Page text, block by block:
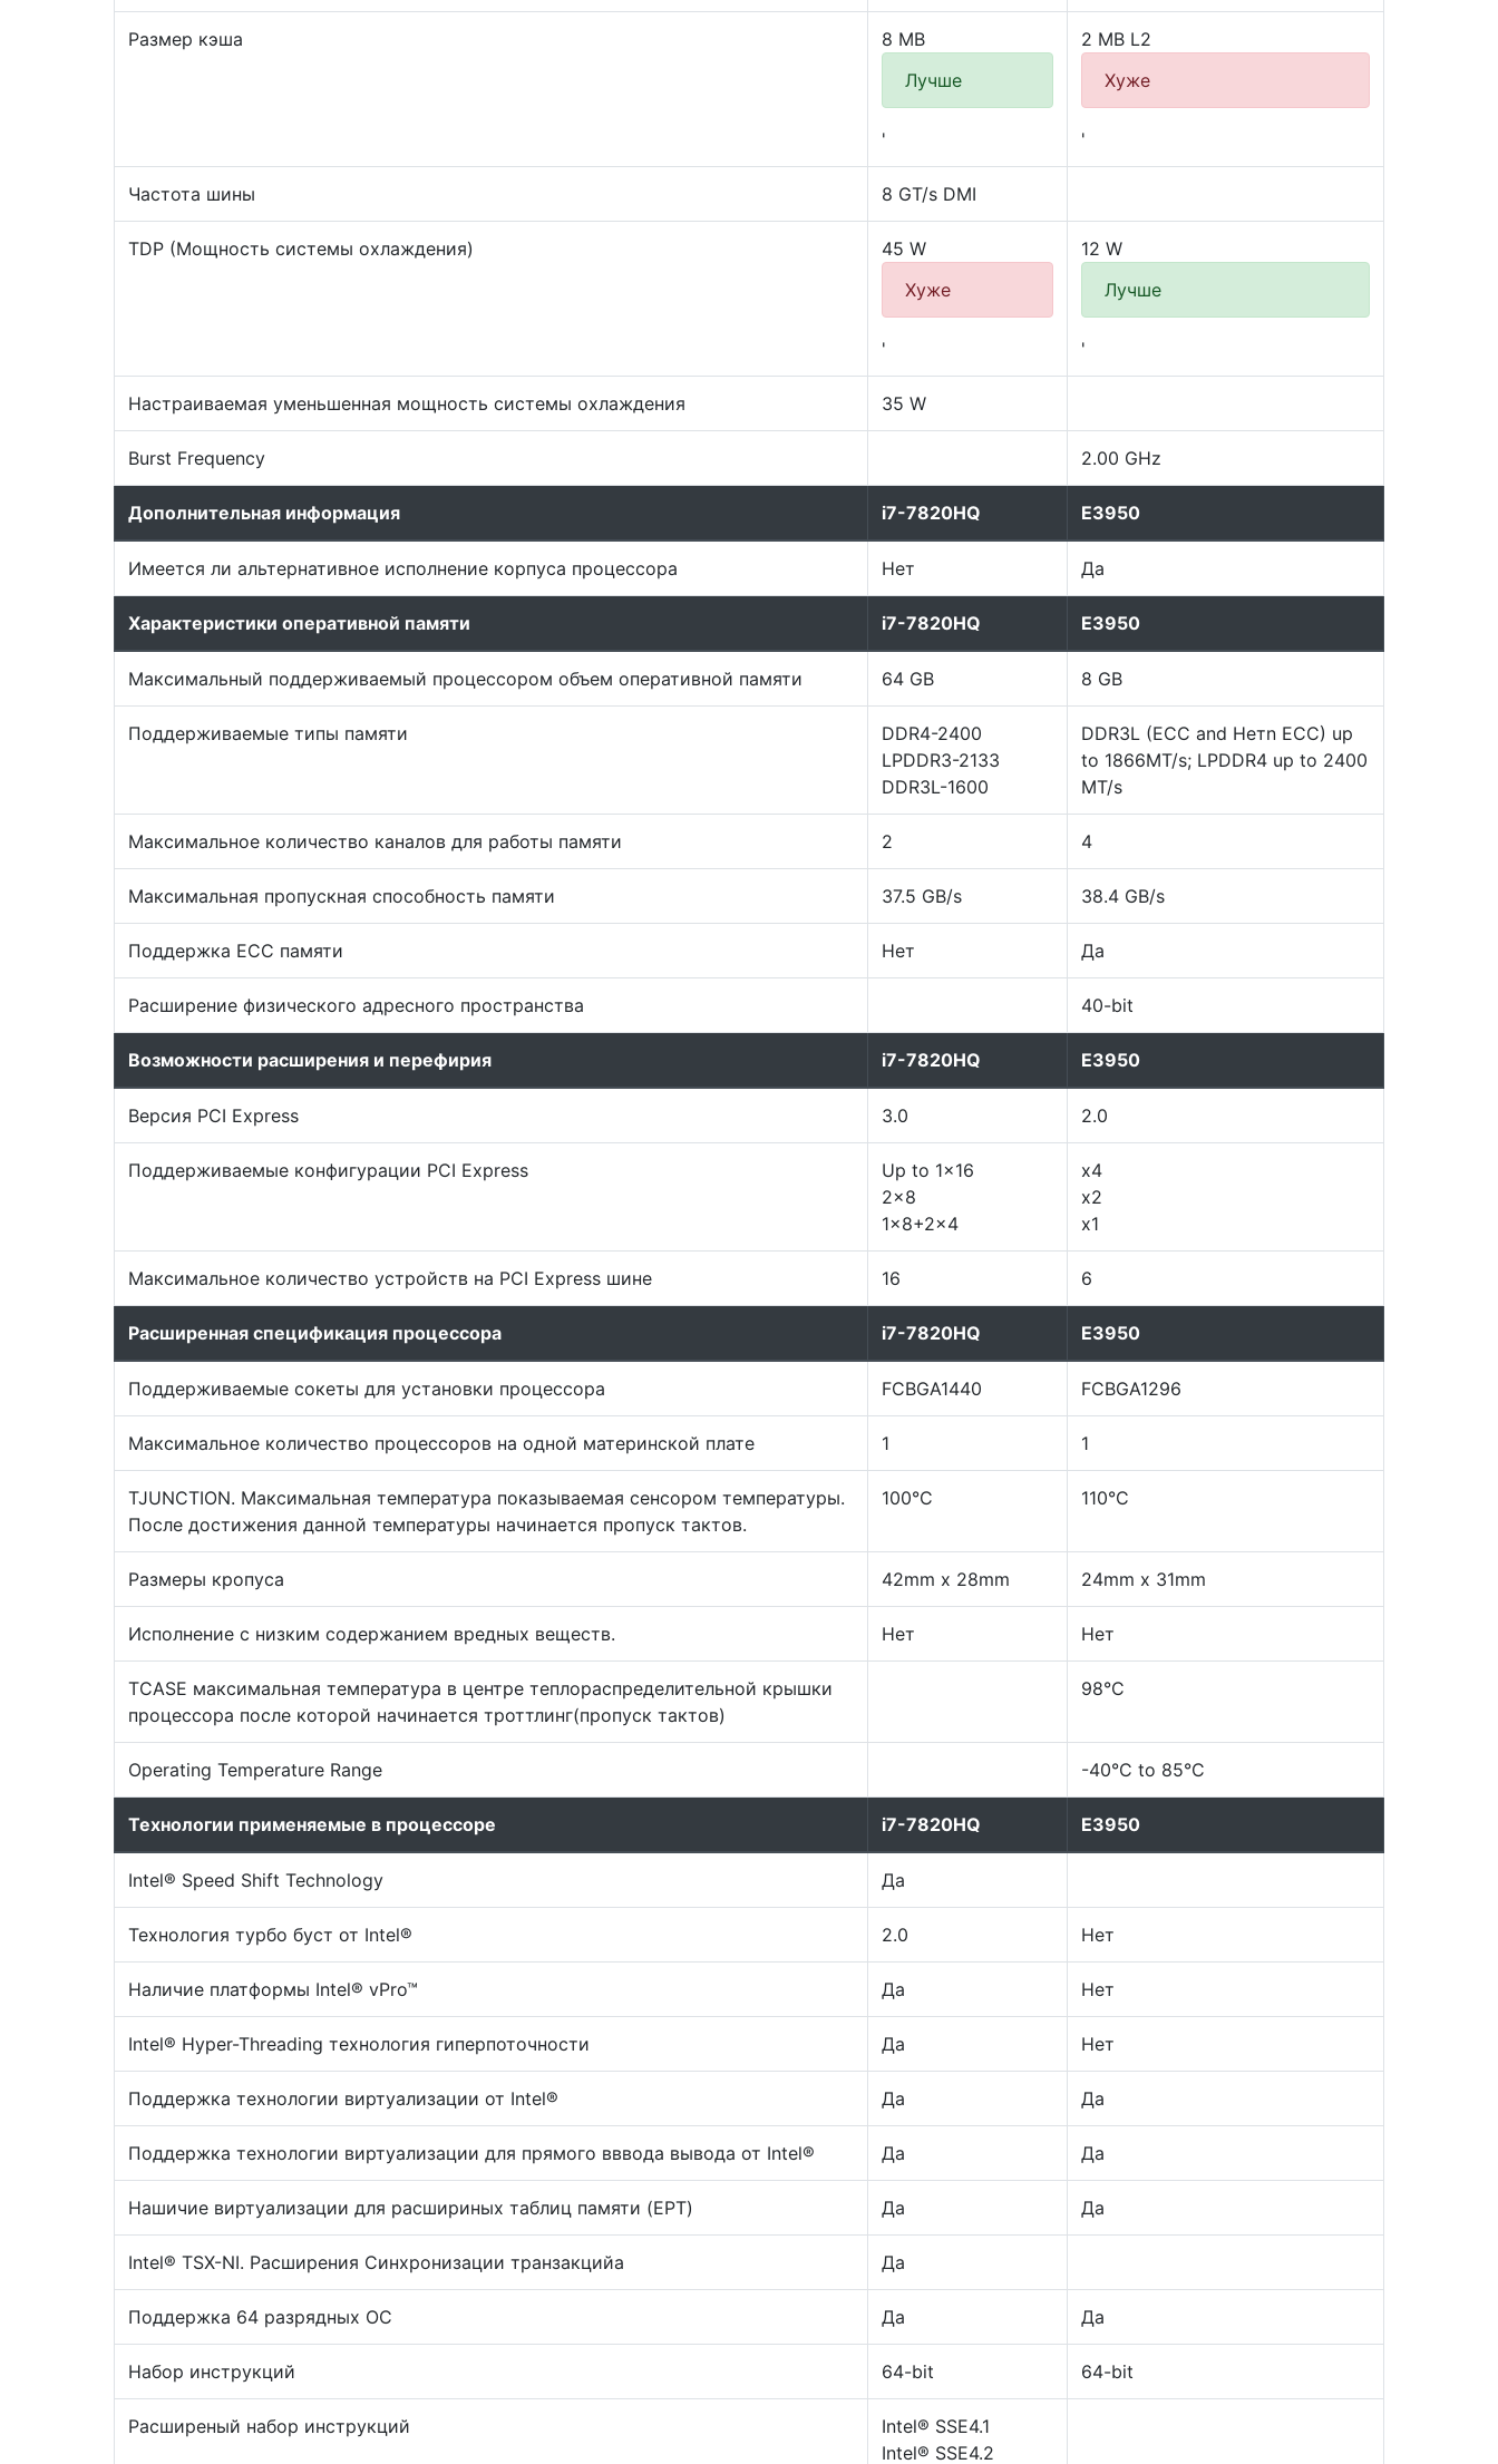
Размер кэша
8 MB
Лучше
'
2 MB L2
Хуже
'
Частота шины 8 GT/s DMI
TDP (Мощность системы охлаждения)
45 W
Хуже
'
12 W
Лучше
'
Настраиваемая уменьшенная мощность системы охлаждения 35 W
Burst Frequency 2.00 GHz
Дополнительная информация i7-7820HQ E3950
Имеется ли альтернативное исполнение корпуса процессора Нет Да
Характеристики оперативной памяти i7-7820HQ E3950
Максимальный поддерживаемый процессором объем оперативной памяти 64 GB 8 GB
Поддерживаемые типы памяти
DDR4-2400
LPDDR3-2133
DDR3L-1600
DDR3L (ECC and Нетn ECC) up
to 1866MT/s; LPDDR4 up to 2400
MT/s
Максимальное количество каналов для работы памяти 2 4
Максимальная пропускная способность памяти 37.5 GB/s 38.4 GB/s
Поддержка ECC памяти Нет Да
Расширение физического адресного пространства 40-bit
Возможности расширения и перефирия i7-7820HQ E3950
Версия PCI Express 3.0 2.0
Поддерживаемые конфигурации PCI Express
Up to 1x16
2x8
1x8+2x4
x4
x2
x1
Максимальное количество устройств на PCI Express шине 16 6
Расширенная спецификация процессора i7-7820HQ E3950
Поддерживаемые сокеты для установки процессора FCBGA1440 FCBGA1296
Максимальное количество процессоров на одной материнской плате 1 1
TJUNCTION. Максимальная температура показываемая сенсором температуры.
После достижения данной температуры начинается пропуск тактов.
100°C 110°C
Размеры кропуса 42mm x 28mm 24mm x 31mm
Исполнение с низким содержанием вредных веществ. Нет Нет
TCASE максимальная температура в центре теплораспределительной крышки
процессора после которой начинается троттлинг(пропуск тактов)
98°C
Operating Temperature Range -40°C to 85°C
Технологии применяемые в процессоре i7-7820HQ E3950
Intel® Speed Shift Technology Да
Технология турбо буст от Intel® 2.0 Нет
Наличие платформы Intel® vPro™ Да Нет
Intel® Hyper-Threading технология гиперпоточности Да Нет
Поддержка технологии виртуализации от Intel® Да Да
Поддержка технологии виртуализации для прямого вввода вывода от Intel® Да Да
Нашичие виртуализации для расшириных таблиц памяти (EPT) Да Да
Intel® TSX-NI. Расширения Синхронизации транзакцийа Да
Поддержка 64 разрядных ОС Да Да
Набор инструкций 64-bit 64-bit
Расширеный набор инструкций
Intel® SSE4.1
Intel® SSE4.2